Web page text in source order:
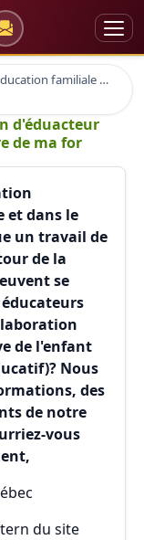
Education familiale Parentalité Parent
d'éduacteur
de ma for
et dans le
un travail de
de la
se
de l'enfant
Nous
des
de notre
vous
du site